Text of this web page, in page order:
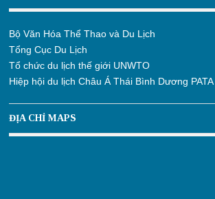
Bộ Văn Hóa Thể Thao và Du Lịch
Tổng Cục Du Lịch
Tổ chức du lịch thế giới UNWTO
Hiệp hội du lịch Châu Á Thái Bình Dương PATA
ĐỊA CHỈ MAPS